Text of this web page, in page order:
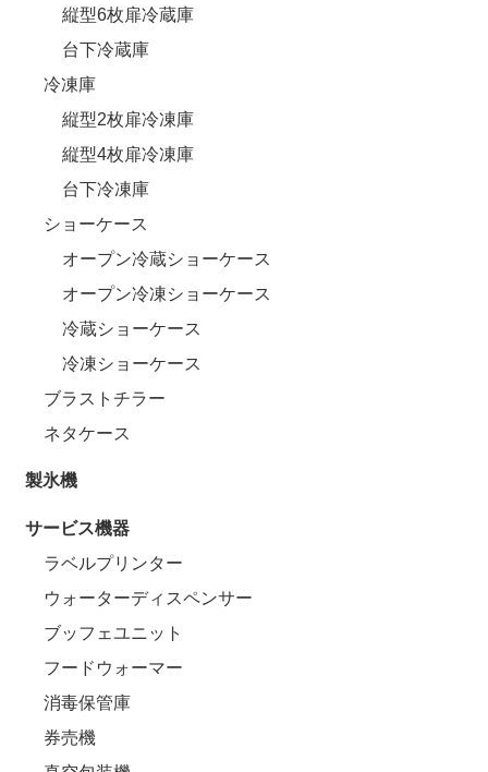
縦型6枚扉冷蔵庫
台下冷蔵庫
冷凍庫
縦型2枚扉冷凍庫
縦型4枚扉冷凍庫
台下冷凍庫
ショーケース
オープン冷蔵ショーケース
オープン冷凍ショーケース
冷蔵ショーケース
冷凍ショーケース
ブラストチラー
ネタケース
製氷機
サービス機器
ラベルプリンター
ウォーターディスペンサー
ブッフェユニット
フードウォーマー
消毒保管庫
券売機